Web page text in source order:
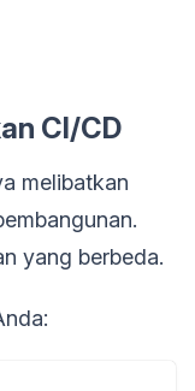
CI/CD
melibatkan
yang berbeda.